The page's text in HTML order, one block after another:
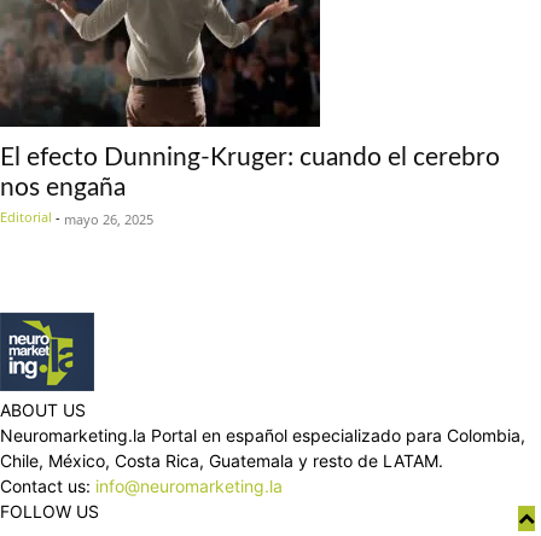
El efecto Dunning-Kruger: cuando el cerebro
nos engaña
Editorial - mayo 26, 2025
ABOUT US
Neuromarketing.la Portal en español especializado para Colombia,
Chile, México, Costa Rica, Guatemala y resto de LATAM.
Contact us: info@neuromarketing.la
FOLLOW US